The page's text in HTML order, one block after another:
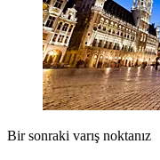
Bir sonraki varış noktanız